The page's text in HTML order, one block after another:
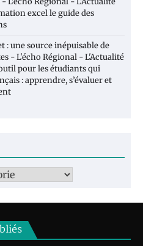
excel le guide des
: une source inépuisable de
- L'écho Régional - L'Actualité
pour les étudiants qui
: apprendre, s’évaluer et